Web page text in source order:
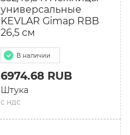
универсальные
KEVLAR Gimap RBB
26,5 см
В наличии
с ндс
6974.68 RUB
Штука